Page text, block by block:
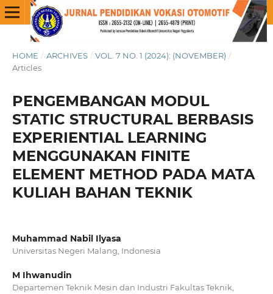
HOME / ARCHIVES / VOL. 7 NO. 1 (2024): (NOVEMBER) /
Articles
PENGEMBANGAN MODUL
STATIC STRUCTURAL BERBASIS
EXPERIENTIAL LEARNING
MENGGUNAKAN FINITE
ELEMENT METHOD PADA MATA
KULIAH BAHAN TEKNIK
Muhammad Nabil Ilyasa
Universitas Negeri Malang, Indonesia
M Ihwanudin
Departemen Teknik Mesin dan Industri Fakultas Teknik,